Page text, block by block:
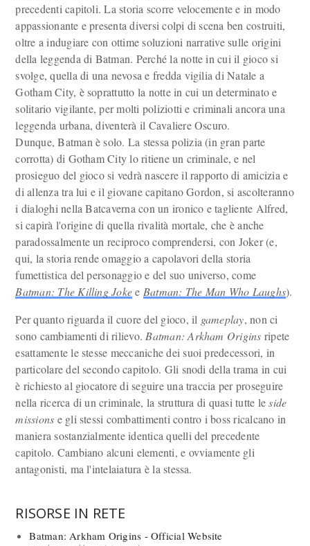
precedenti capitoli. La storia scorre velocemente e in modo
appassionante e presenta diversi colpi di scena ben costruiti,
oltre a indugiare con ottime soluzioni narrative sulle origini
della leggenda di Batman. Perché la notte in cui il gioco si
svolge, quella di una nevosa e fredda vigilia di Natale a
Gotham City, è soprattutto la notte in cui un determinato e
solitario vigilante, per molti poliziotti e criminali ancora una
leggenda urbana, diventerà il Cavaliere Oscuro.
Dunque, Batman è solo. La stessa polizia (in gran parte
corrotta) di Gotham City lo ritiene un criminale, e nel
prosieguo del gioco si vedrà nascere il rapporto di amicizia e
di allenza tra lui e il giovane capitano Gordon, si ascolteranno
i dialoghi nella Batcaverna con un ironico e tagliente Alfred,
si capirà l'origine di quella rivalità mortale, che è anche
paradossalmente un reciproco comprendersi, con Joker (e,
qui, la storia rende omaggio a capolavori della storia
fumettistica del personaggio e del suo universo, come
Batman: The Killing Jokee Batman: The Man Who Laughs).
Per quanto riguarda il cuore del gioco, il gameplay, non ci
sono cambiamenti di rilievo. Batman: Arkham Origins ripete
esattamente le stesse meccaniche dei suoi predecessori, in
particolare del secondo capitolo. Gli snodi della trama in cui
è richiesto al giocatore di seguire una traccia per proseguire
nella ricerca di un criminale, la struttura di quasi tutte leside
missions e gli stessi combattimenti contro i boss ricalcano in
maniera sostanzialmente identica quelli del precedente
capitolo. Cambiano alcuni elementi, e ovviamente gli
antagonisti, ma l'intelaiatura è la stessa.
RISORSE IN RETE
Batman: Arkham Origins - Official Website